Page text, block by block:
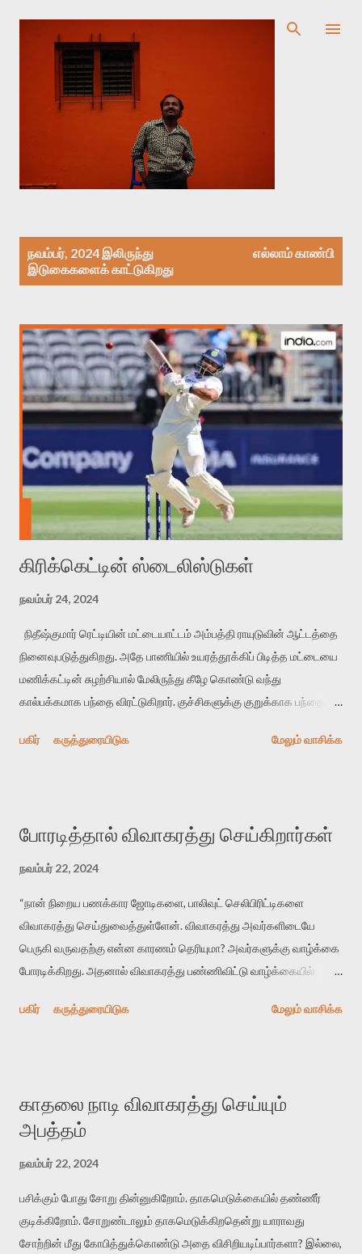
முதன்மை உள்ளடக்கத்திற்குச் செல்
கை
நவம்பர், 2024 இலிருந்து
இடுகைகளைக் காட்டுகிறது
எல்லாம் காண்பி
கிரிக்கெட்டின் ஸ்டைலிஸ்டுகள்
நவம்பர் 24, 2024
நிதீஷ்குமார் ரெட்டியின் மட்டையாட்டம் அம்பத்தி ராயுடுவின் ஆட்டத்தை
நினைவுபடுத்துகிறது. அதே பாணியில் உயரத்தூக்கிப் பிடித்த மட்டையை
மணிக்கட்டின் சுழற்சியால் மேலிருந்து கீழே கொண்டு வந்து
கால்பக்கமாக பந்தை விரட்டுகிறார். குச்சிகளுக்கு குறுக்காக பந்தை
குச்சிகளை விட்டு பந்தை ஆவேசமாக கவருக்கு மேல் விரட்டும்போது
அடிப்படையில் ஸ்டைலிஸ்டுகள்! (மும்பைக்காக ஆடினாலும்) ரோஹித்
ஷர்மாவின் சொந்த ஊரும் ஆந்திராதான்.
பகிர் கருத்துரையிடுக மேலும் வாசிக்க
போரடித்தால் விவாகரத்து செய்கிறார்கள்
நவம்பர் 22, 2024
“நான் நிறைய பணக்கார ஜோடிகளை, பாலிவுட் செலிபிரிட்டிகளை
விவாகரத்து செய்துவைத்துள்ளேன். விவாகரத்து அவர்களிடையே
பெருகி வருவதற்கு என்ன காரணம் தெரியுமா? அவர்களுக்கு வாழ்க்கை
போரடிக்கிறது. அதனால் விவாகரத்து பண்ணிவிட்டு வாழ்க்கையில்
(ரஹ்மானின் மனைவி) சாயிரா பானுவின் வக்கீல் வந்தனா ஷா.
அதை நோக்கி முன்னேறலாம், மூட்டை முடிச்சு தூக்கிக்கொண்டு
டிரெக்கிங் எனும் பெயரில் எவெரெஸ்ட் சிகரங்களின் உச்சியில்
விவாகரத்து பண்ணனும்?
பகிர் கருத்துரையிடுக மேலும் வாசிக்க
காதலை நாடி விவாகரத்து செய்யும்
அபத்தம்
நவம்பர் 22, 2024
பசிக்கும் போது சோறு தின்னுகிறோம். தாகமெடுக்கையில் தண்ணீர்
குடிக்கிறோம். சோறுண்டாலும் தாகமெடுக்கிறதென்று யாராவது
சோற்றின் மீது கோபித்துக்கொண்டு அதை விசிறியடிப்பார்களா? இல்லை,